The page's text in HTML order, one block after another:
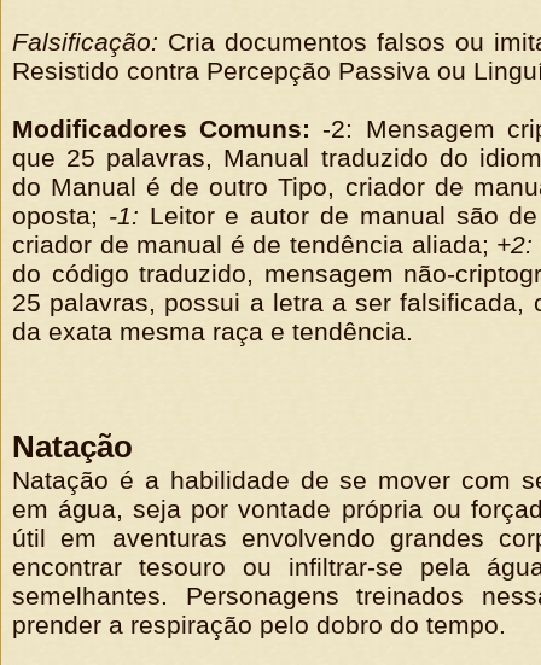
Falsificação: Cria documentos falsos ou
Resistido contra Percepção Passiva ou
Modificadores Comuns: -2: Mensagem
que 25 palavras, Manual traduzido do
do Manual é de outro Tipo, criador de
oposta; -1: Leitor e autor de manual são
criador de manual é de tendência aliada; +2:
do código traduzido, mensagem não-
25 palavras, possui a letra a ser falsificada,
da exata mesma raça e tendência.
Natação
Natação é a habilidade de se mover com
em água, seja por vontade própria ou
útil em aventuras envolvendo grandes
encontrar tesouro ou infiltrar-se pela
semelhantes. Personagens treinados
prender a respiração pelo dobro do tempo.